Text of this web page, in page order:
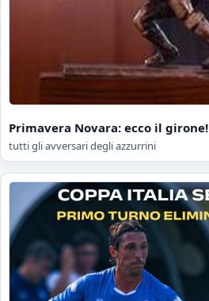
Primavera Novara: ecco il girone!
tutti gli avversari degli azzurrini